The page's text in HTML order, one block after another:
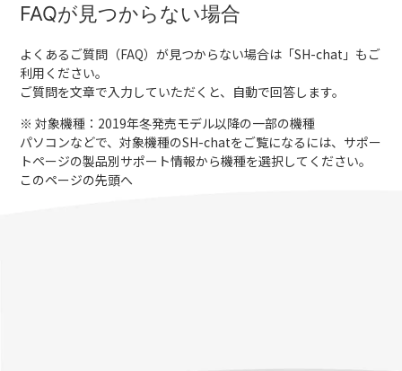
FAQが見つからない場合
よくあるご質問（FAQ）が見つからない場合は「SH-chat 」もご
利用ください。
ご質問を文章で入力していただくと、自動で回答します。
※ 対象機種：2019年冬発売モデル以降の一部の機種
パソコンなどで、対象機種のSH-chatをご覧になるには、サポー
トページの製品別サポート情報から機種を選択してください。
このページの先頭へ